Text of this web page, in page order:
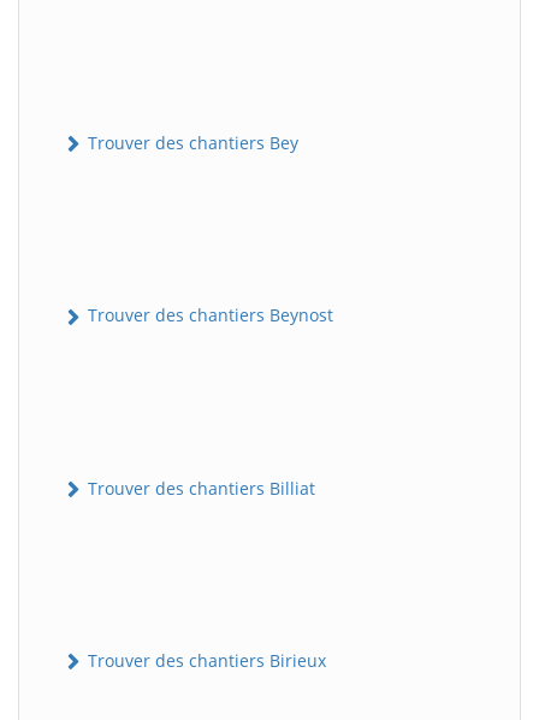
Trouver des chantiers Bey
Trouver des chantiers Beynost
Trouver des chantiers Billiat
Trouver des chantiers Birieux